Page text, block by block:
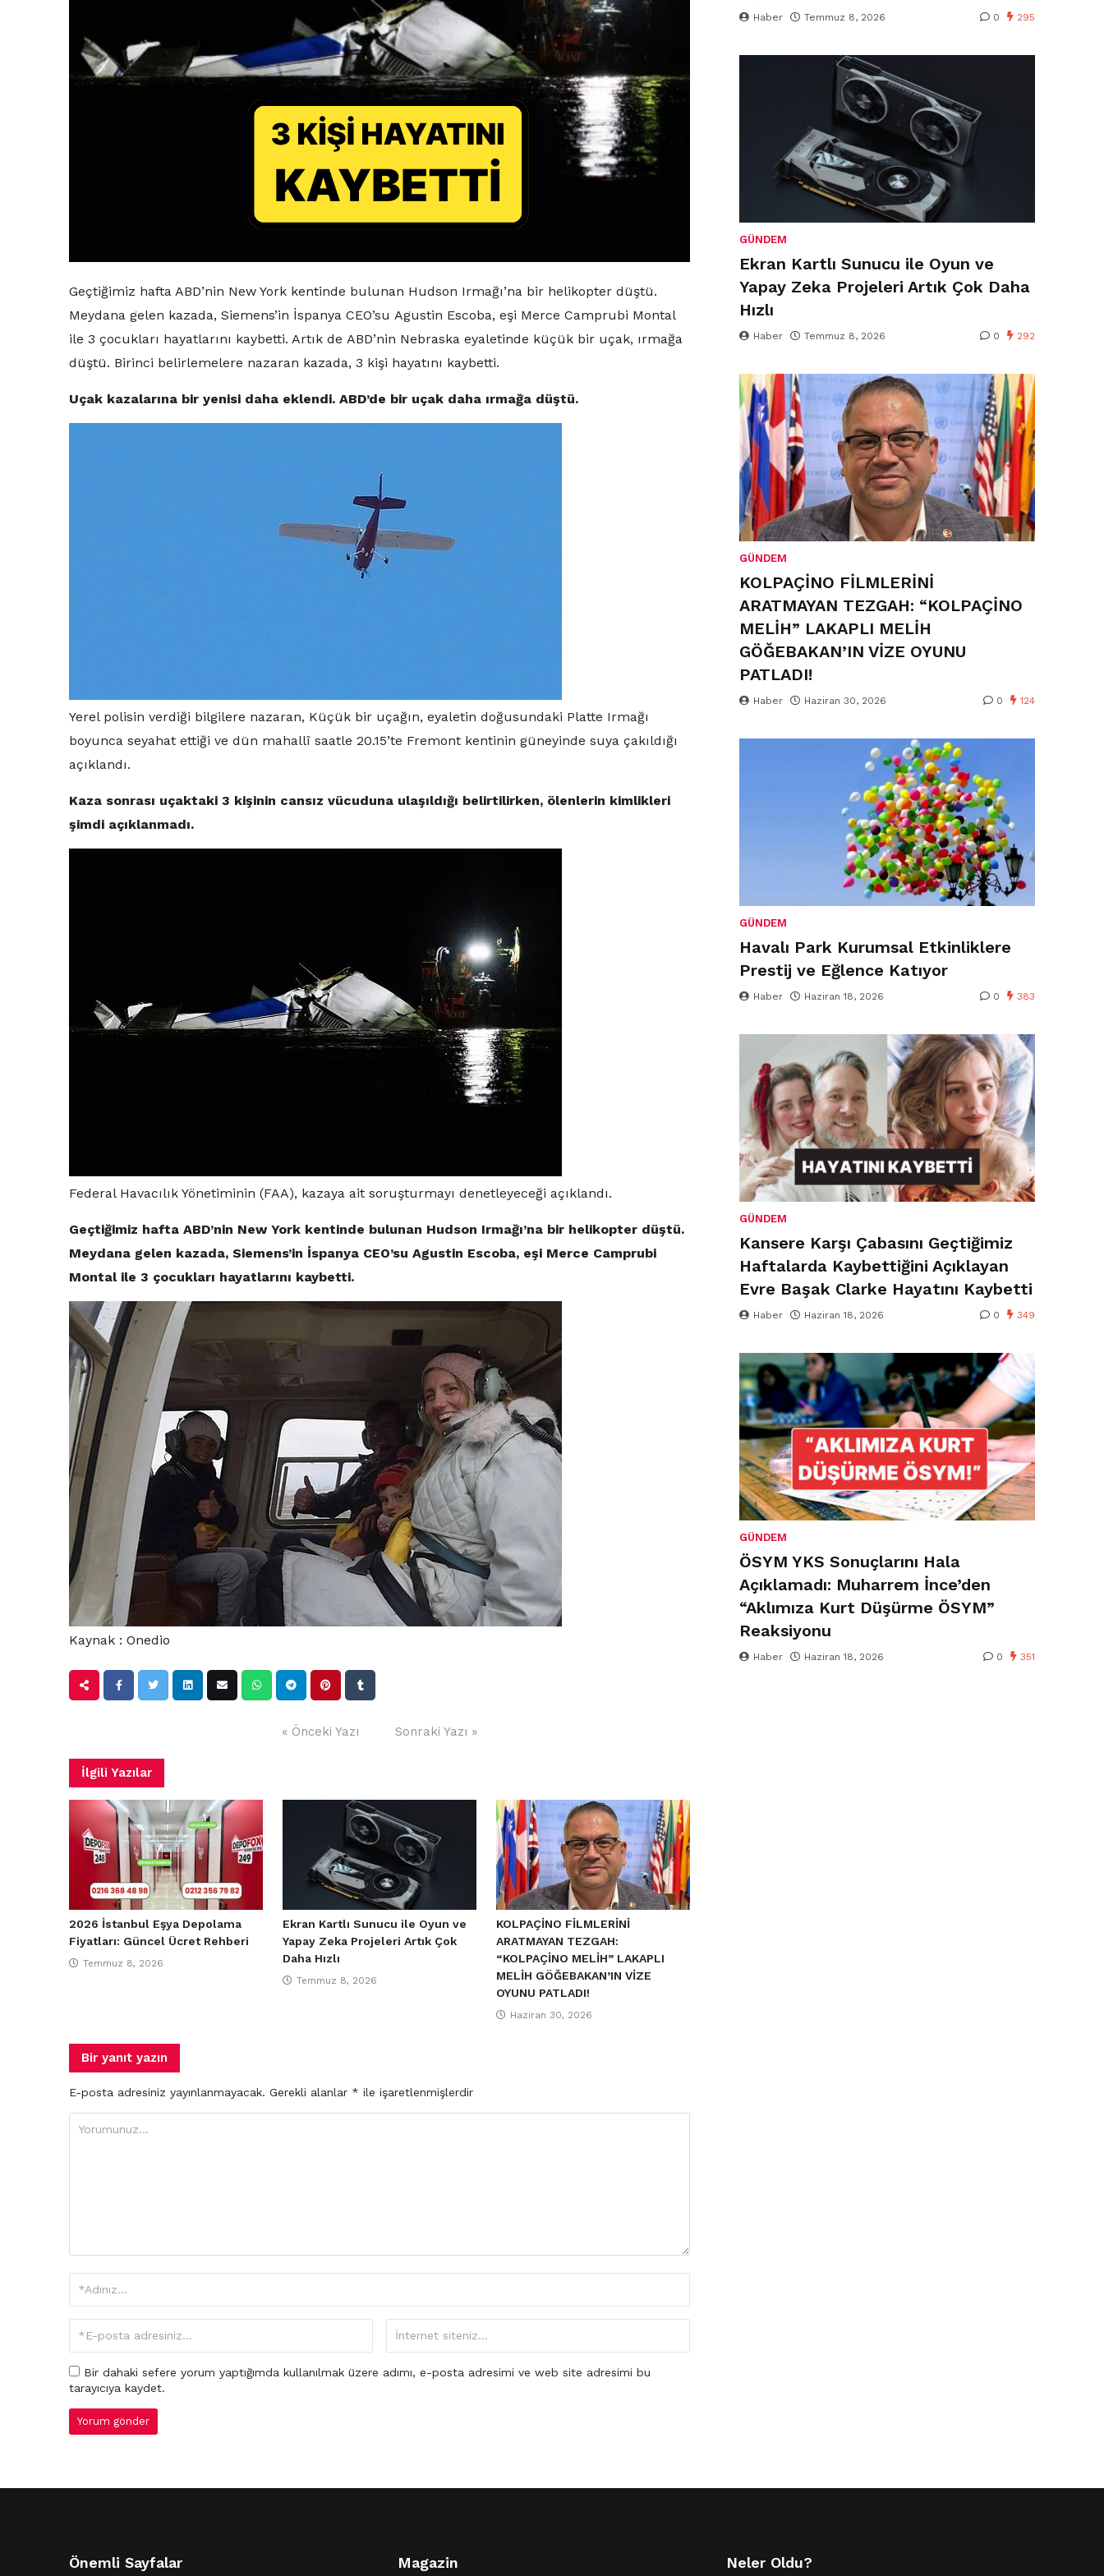
Geçtiğimiz hafta ABD’nin New York kentinde bulunan Hudson Irmağı’na bir helikopter düştü.
Meydana gelen kazada, Siemens’in İspanya CEO’su Agustin Escoba, eşi Merce Camprubi Montal
ile 3 çocukları hayatlarını kaybetti. Artık de ABD’nin Nebraska eyaletinde küçük bir uçak, ırmağa
düştü. Birinci belirlemelere nazaran kazada, 3 kişi hayatını kaybetti.
Uçak kazalarına bir yenisi daha eklendi. ABD’de bir uçak daha ırmağa düştü.
Yerel polisin verdiği bilgilere nazaran, Küçük bir uçağın, eyaletin doğusundaki Platte Irmağı
boyunca seyahat ettiği ve dün mahallî saatle 20.15’te Fremont kentinin güneyinde suya çakıldığı
açıklandı.
Kaza sonrası uçaktaki 3 kişinin cansız vücuduna ulaşıldığı belirtilirken, ölenlerin kimlikleri
şimdi açıklanmadı.
Federal Havacılık Yönetiminin (FAA), kazaya ait soruşturmayı denetleyeceği açıklandı.
Geçtiğimiz hafta ABD’nin New York kentinde bulunan Hudson Irmağı’na bir helikopter düştü.
Meydana gelen kazada, Siemens’in İspanya CEO’su Agustin Escoba, eşi Merce Camprubi
Montal ile 3 çocukları hayatlarını kaybetti.
Kaynak : Onedio
« Önceki Yazı Sonraki Yazı »
İlgili Yazılar
2026 İstanbul Eşya Depolama
Fiyatları: Güncel Ücret Rehberi
Temmuz 8, 2026
Ekran Kartlı Sunucu ile Oyun ve
Yapay Zeka Projeleri Artık Çok
Daha Hızlı
Temmuz 8, 2026
KOLPAÇİNO FİLMLERİNİ
ARATMAYAN TEZGAH:
“KOLPAÇİNO MELİH” LAKAPLI
MELİH GÖĞEBAKAN’IN VİZE
OYUNU PATLADI!
Haziran 30, 2026
Bir yanıt yazın
E-posta adresiniz yayınlanmayacak. Gerekli alanlar * ile işaretlenmişlerdir
Bir dahaki sefere yorum yaptığımda kullanılmak üzere adımı, e-posta adresimi ve web site adresimi bu
tarayıcıya kaydet.
Haber Temmuz 8, 2026 0 295
GÜNDEM
Ekran Kartlı Sunucu ile Oyun ve
Yapay Zeka Projeleri Artık Çok Daha
Hızlı
Haber Temmuz 8, 2026 0 292
GÜNDEM
KOLPAÇİNO FİLMLERİNİ
ARATMAYAN TEZGAH: “KOLPAÇİNO
MELİH” LAKAPLI MELİH
GÖĞEBAKAN’IN VİZE OYUNU
PATLADI!
Haber Haziran 30, 2026 0 124
GÜNDEM
Havalı Park Kurumsal Etkinliklere
Prestij ve Eğlence Katıyor
Haber Haziran 18, 2026 0 383
GÜNDEM
Kansere Karşı Çabasını Geçtiğimiz
Haftalarda Kaybettiğini Açıklayan
Evre Başak Clarke Hayatını Kaybetti
Haber Haziran 18, 2026 0 349
GÜNDEM
ÖSYM YKS Sonuçlarını Hala
Açıklamadı: Muharrem İnce’den
“Aklımıza Kurt Düşürme ÖSYM”
Reaksiyonu
Haber Haziran 18, 2026 0 351
Önemli Sayfalar Magazin Neler Oldu?